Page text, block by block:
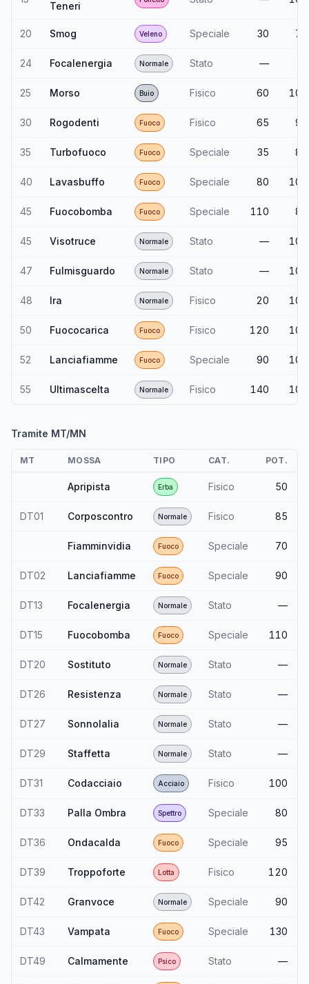
Teneri
20 Smog Veleno Speciale 30 70
24 Focalenergia Normale Stato —
25 Morso Buio Fisico 60 100
30 Rogodenti Fuoco Fisico 65 95
35 Turbofuoco Fuoco Speciale 35 85
40 Lavasbuffo Fuoco Speciale 80 100
45 Fuocobomba Fuoco Speciale 110 85
45 Visotruce Normale Stato — 100
47 Fulmisguardo Normale Stato — 100
48 Ira Normale Fisico 20 100
50 Fuococarica Fuoco Fisico 120 100
52 Lanciafiamme Fuoco Speciale 90 100
55 Ultimascelta Normale Fisico 140 100
Tramite MT/MN
MT MOSSA TIPO CAT. POT.
Apripista Erba Fisico 50
DT01 Corposcontro Normale Fisico 85
Fiamminvidia Fuoco Speciale 70
DT02 Lanciafiamme Fuoco Speciale 90
DT13 Focalenergia Normale Stato —
DT15 Fuocobomba Fuoco Speciale 110
DT20 Sostituto Normale Stato —
DT26 Resistenza Normale Stato —
DT27 Sonnolalia Normale Stato —
DT29 Staffetta Normale Stato —
DT31 Codacciaio Acciaio Fisico 100
DT33 Palla Ombra Spettro Speciale 80
DT36 Ondacalda Fuoco Speciale 95
DT39 Troppoforte Lotta Fisico 120
DT42 Granvoce Normale Speciale 90
DT43 Vampata Fuoco Speciale 130
DT49 Calmamente Psico Stato —